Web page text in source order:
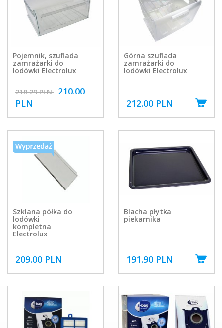
Pojemnik, szuflada
zamrażarki do
lodówki Electrolux
218.29 PLN 210.00
PLN
Górna szuflada
zamrażarki do
lodówki Electrolux
212.00 PLN
Szklana półka do
lodówki
kompletna
Electrolux
209.00 PLN
Blacha płytka
piekarnika
191.90 PLN